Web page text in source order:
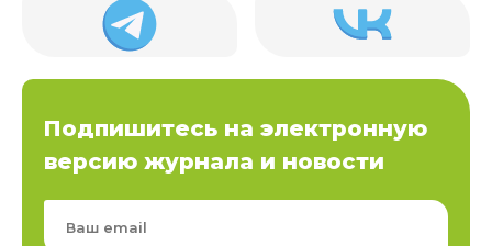
Подпишитесь на электронную
версию журнала и новости